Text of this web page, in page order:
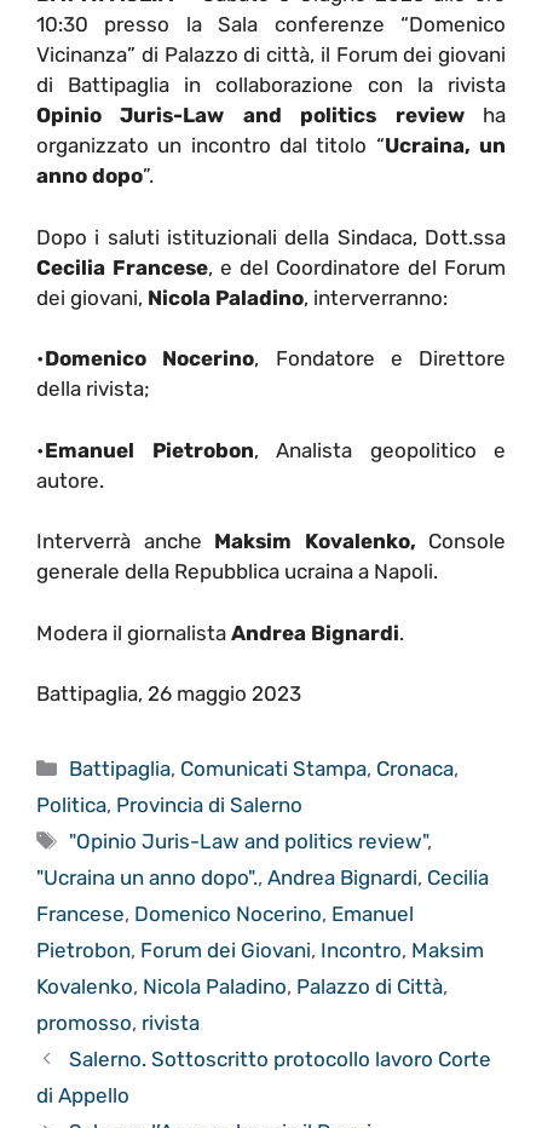
10:30 presso la Sala conferenze “Domenico
Vicinanza” di Palazzo di città, il Forum dei giovani
di Battipaglia in collaborazione con la rivista
Opinio Juris-Law and politics reviewha
organizzato un incontro dal titolo “Ucraina, un
anno dopo”.
Dopo i saluti istituzionali della Sindaca, Dott.ssa
Cecilia Francese, e del Coordinatore del Forum
dei giovani, Nicola Paladino, interverranno:
•Domenico Nocerino, Fondatore e Direttore
della rivista;
•Emanuel Pietrobon, Analista geopolitico e
autore.
Interverrà anche Maksim Kovalenko, Console
generale della Repubblica ucraina a Napoli.
Modera il giornalista Andrea Bignardi.
Battipaglia, 26 maggio 2023
Categorie
Battipaglia, Comunicati Stampa, Cronaca,
Politica, Provincia di Salerno
Tag
"Opinio Juris-Law and politics review",
"Ucraina un anno dopo"., Andrea Bignardi, Cecilia
Francese, Domenico Nocerino, Emanuel
Pietrobon, Forum dei Giovani, Incontro, Maksim
Kovalenko, Nicola Paladino, Palazzo di Città,
promosso, rivista
Salerno. Sottoscritto protocollo lavoro Corte
di Appello